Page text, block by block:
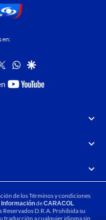
en:
twitterwhatsapp
google
youtube-
de losTérminos y condiciones
InformacióndeCARACOL
Reservados D.R.A. Prohibida su
traducción a cualquier idioma sin